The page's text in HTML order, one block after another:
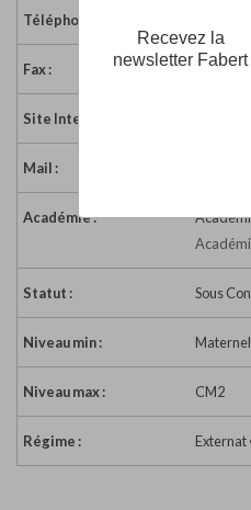
Téléphone :
Fax : 02 97 75
Site Internet :
Mail :
Académie :
Statut : Sous
Niveau min :
Niveau max : CM2
Régime : Externat
Recevez la
newsletter Fabert